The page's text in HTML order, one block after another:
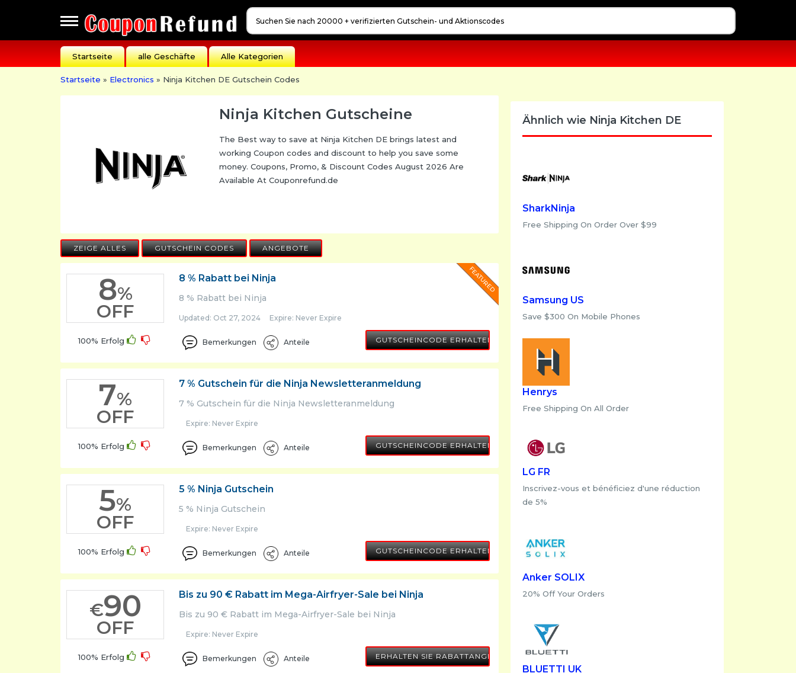
Startseite alle Geschäfte Alle Kategorien
Startseite » Electronics » Ninja Kitchen DE Gutschein Codes
Ninja Kitchen Gutscheine
The Best way to save at Ninja Kitchen DE brings latest and
working Coupon codes and discount to help you save some
money. Coupons, Promo, & Discount Codes August 2026 Are
Available At Couponrefund.de
ZEIGE ALLES GUTSCHEIN CODES ANGEBOTE
FEATURED
8%
OFF
100% Erfolg
8 % Rabatt bei Ninja
8 % Rabatt bei Ninja
Updated: Oct 27, 2024 Expire: Never Expire
Bemerkungen Anteile GUTSCHEINCODE ERHALTEN
SAVOO8
7%
OFF
100% Erfolg
7 % Gutschein für die Ninja Newsletteranmeldung
7 % Gutschein für die Ninja Newsletteranmeldung
Expire: Never Expire
Bemerkungen Anteile GUTSCHEINCODE ERHALTEN
SHOOP5
5%
OFF
100% Erfolg
5 % Ninja Gutschein
5 % Ninja Gutschein
Expire: Never Expire
Bemerkungen Anteile GUTSCHEINCODE ERHALTEN
SHOOP5
€90
OFF
100% Erfolg
Bis zu 90 € Rabatt im Mega-Airfryer-Sale bei Ninja
Bis zu 90 € Rabatt im Mega-Airfryer-Sale bei Ninja
Expire: Never Expire
Bemerkungen Anteile ERHALTEN SIE RABATTANGEBOT
Ähnlich wie Ninja Kitchen DE
SharkNinja
Free Shipping On Order Over $99
Samsung US
Save $300 On Mobile Phones
Henrys
Free Shipping On All Order
LG FR
Inscrivez-vous et bénéficiez d'une réduction
de 5%
Anker SOLIX
20% Off Your Orders
BLUETTI UK